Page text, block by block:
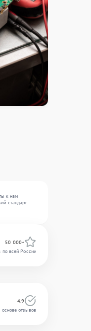
к нам
стандарт
50 000+
по всей России
4.9
основе отзывов